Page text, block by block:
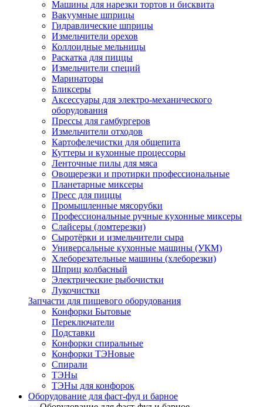
Машины для нарезки тортов и бисквита
Вакуумные шприцы
Гидравлические шприцы
Измельчители орехов
Коллоидные мельницы
Раскатка для пиццы
Измельчители специй
Маринаторы
Бликсеры
Аксессуары для электро-механического
оборудования
Прессы для гамбургеров
Измельчители отходов
Картофелечистки для общепита
Куттеры и кухонные процессоры
Ленточные пилы для мяса
Овощерезки и протирки профессиональные
Планетарные миксеры
Пресс для пиццы
Промышленные мясорубки
Профессиональные ручные кухонные миксеры
Слайсеры (ломтерезки)
Сыротёрки и измельчители сыра
Универсальные кухонные машины (УКМ)
Хлеборезательные машины (хлеборезки)
Шприц колбасный
Электрические рыбочистки
Лукочистки
Запчасти для пищевого оборудования
Конфорки Бытовые
Переключатели
Подставки
Конфорки спиральные
Конфорки ТЭНовые
Спирали
ТЭНы
ТЭНы для конфорок
Оборудование для фаст-фуд и барное